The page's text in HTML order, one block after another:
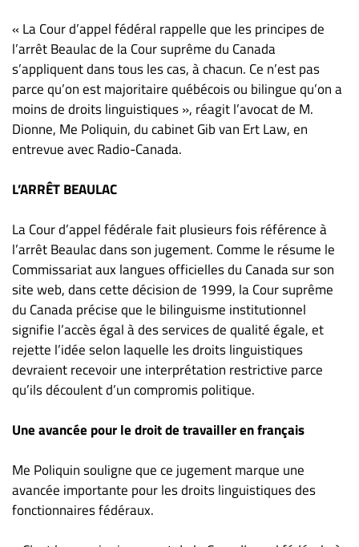
« La Cour d’appel fédéral rappelle que les principes de
l’arrêt Beaulac de la Cour suprême du Canada
s’appliquent dans tous les cas, à chacun. Ce n’est pas
parce qu’on est majoritaire québécois ou bilingue qu’on a
moins de droits linguistiques », réagit l’avocat de M.
Dionne, Me Poliquin, du cabinet Gib van Ert Law, en
entrevue avec Radio-Canada.
L’ARRÊT BEAULAC
La Cour d’appel fédérale fait plusieurs fois référence à
l’arrêt Beaulac dans son jugement. Comme le résume le
Commissariat aux langues officielles du Canada sur son
site web, dans cette décision de 1999, la Cour suprême
du Canada précise que le bilinguisme institutionnel
signifie l’accès égal à des services de qualité égale, et
rejette l’idée selon laquelle les droits linguistiques
devraient recevoir une interprétation restrictive parce
qu’ils découlent d’un compromis politique.
Une avancée pour le droit de travailler en français
Me Poliquin souligne que ce jugement marque une
avancée importante pour les droits linguistiques des
fonctionnaires fédéraux.